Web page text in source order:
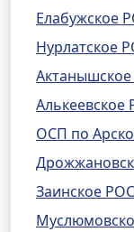
Елабужское
Нурлатское
Алькеевское
ОСП по
Заинское